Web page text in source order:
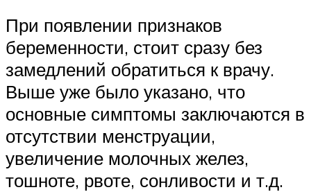
При появлении признаков
беременности, стоит сразу без
замедлений обратиться к врачу.
Выше уже было указано, что
основные симптомы заключаются в
отсутствии менструации,
увеличение молочных желез,
тошноте, рвоте, сонливости и т.д.